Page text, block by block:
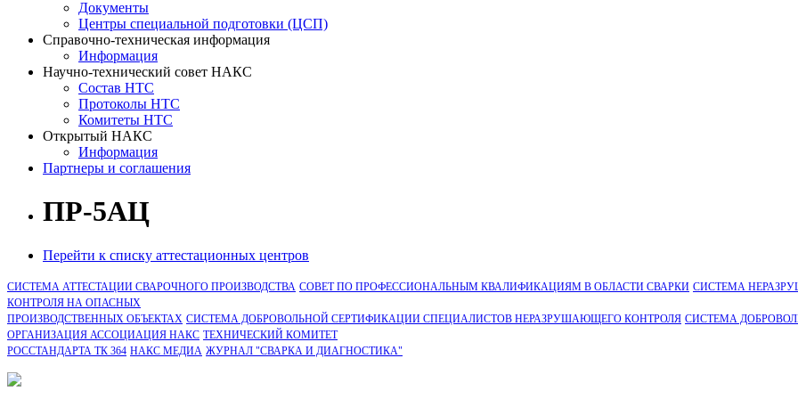
Документы
Центры специальной подготовки (ЦСП)
Справочно-техническая информация
Информация
Научно-технический совет НАКС
Состав НТС
Протоколы НТС
Комитеты НТС
Открытый НАКС
Информация
Партнеры и соглашения
ПР-5АЦ
Перейти к списку аттестационных центров
СИСТЕМА АТТЕСТАЦИИ СВАРОЧНОГО ПРОИЗВОДСТВА СОВЕТ ПО ПРОФЕССИОНАЛЬНЫМ КВАЛИФИКАЦИЯМ В ОБЛАСТИ СВАРКИ СИСТЕМА
КОНТРОЛЯ НА ОПАСНЫХ
ПРОИЗВОДСТВЕННЫХ ОБЪЕКТАХ СИСТЕМА ДОБРОВОЛЬНОЙ СЕРТИФИКАЦИИ СПЕЦИАЛИСТОВ НЕРАЗРУШАЮЩЕГО КОНТРОЛЯ СИСТЕМА
ОРГАНИЗАЦИЯ АССОЦИАЦИЯ НАКС ТЕХНИЧЕСКИЙ КОМИТЕТ
РОССТАНДАРТА ТК 364 НАКС МЕДИА ЖУРНАЛ "СВАРКА И ДИАГНОСТИКА"